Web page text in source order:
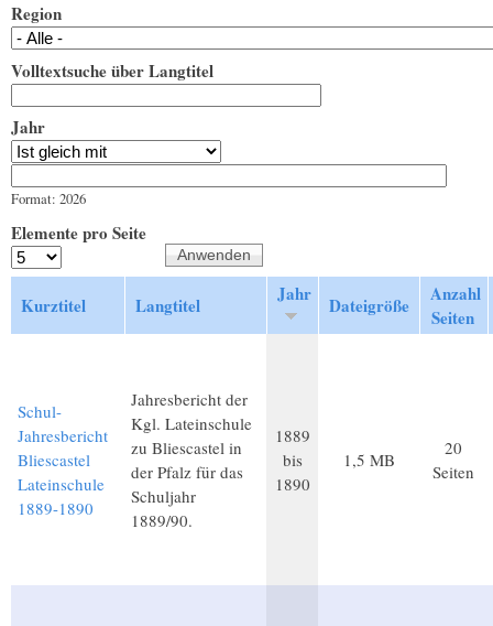
Region
Volltextsuche über Langtitel
Jahr
Format: 2026
Elemente pro Seite
Kurztitel Langtitel Jahr Dateigröße
Anzahl
Seiten
Schul-
Jahresbericht
Bliescastel
Lateinschule
1889-1890
Jahresbericht der
Kgl. Lateinschule
zu Bliescastel in
der Pfalz für das
Schuljahr
1889/90.
1889
bis
1890
1,5 MB
20
Seiten